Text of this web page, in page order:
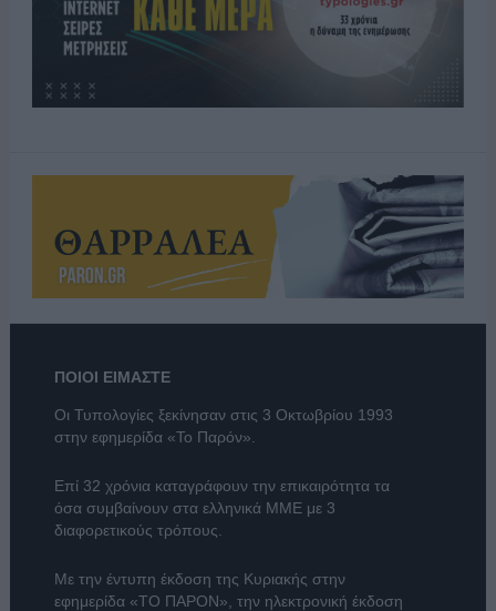
ΠΟΙΟΙ ΕΙΜΑΣΤΕ
Οι Τυπολογίες ξεκίνησαν στις 3 Οκτωβρίου 1993
στην εφημερίδα «Το Παρόν».
Επί 32 χρόνια καταγράφουν την επικαιρότητα τα
όσα συμβαίνουν στα ελληνικά ΜΜΕ με 3
διαφορετικούς τρόπους.
Με την έντυπη έκδοση της Κυριακής στην
εφημερίδα «ΤΟ ΠΑΡΟΝ» , την ηλεκτρονική έκδοση